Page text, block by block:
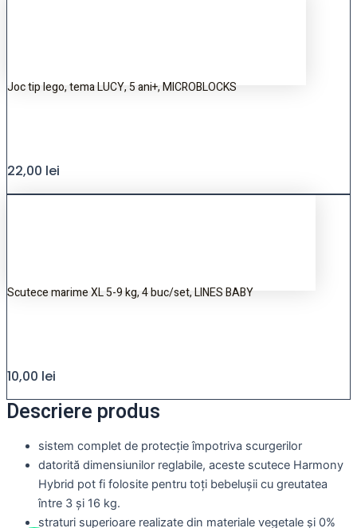
Joc tip lego, tema LUCY, 5 ani+, MICROBLOCKS
22,00 lei
Scutece marime XL 5-9 kg, 4 buc/set, LINES BABY
10,00 lei
Descriere produs
sistem complet de protecție împotriva scurgerilor
datorită dimensiunilor reglabile, aceste scutece Harmony
Hybrid pot fi folosite pentru toți bebelușii cu greutatea
între 3 și 16 kg.
straturi superioare realizate din materiale vegetale și 0%